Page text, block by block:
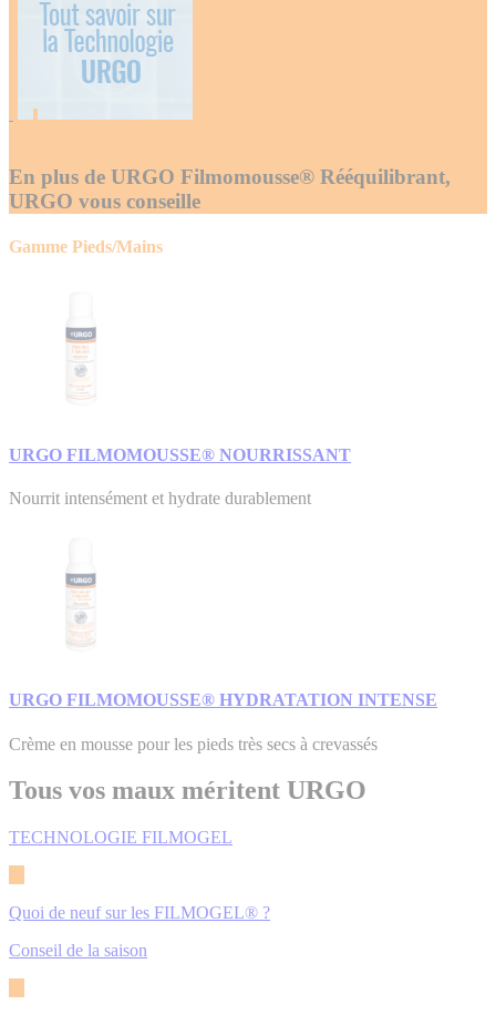
En plus de URGO Filmomousse® Rééquilibrant,
URGO vous conseille
Gamme Pieds/Mains
URGO FILMOMOUSSE® NOURRISSANT
Nourrit intensément et hydrate durablement
URGO FILMOMOUSSE® HYDRATATION INTENSE
Crème en mousse pour les pieds très secs à crevassés
Tous vos maux méritent URGO
TECHNOLOGIE FILMOGEL
Quoi de neuf sur les FILMOGEL® ?
Conseil de la saison